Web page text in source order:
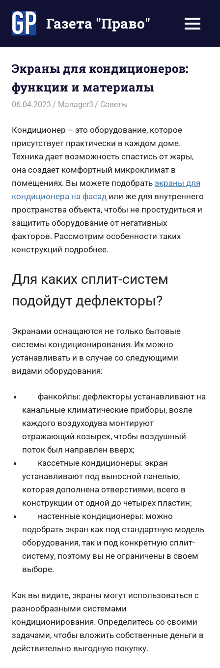
содержимомуГазета "Право"
экономят
Ваше
время
МЕНЮ
Экраны для кондиционеров:
функции и материалы
06.04.2023 Manager3 Советы
Кондиционер – это оборудование, которое
присутствует практически в каждом доме.
Техника дает возможность спастись от жары,
она создает комфортный микроклимат в
помещениях. Вы можете подобрать экраны для
кондиционера на фасад или же для внутреннего
пространства объекта, чтобы не простудиться и
защитить оборудование от негативных
факторов. Рассмотрим особенности таких
конструкций подробнее.
Для каких сплит-систем
подойдут дефлекторы?
Экранами оснащаются не только бытовые
системы кондиционирования. Их можно
устанавливать и в случае со следующими
видами оборудования:
фанкойлы: дефлекторы устанавливают на
канальные климатические приборы, возле
каждого воздуходува монтируют
отражающий козырек, чтобы воздушный
поток был направлен вверх;
кассетные кондиционеры: экран
устанавливают под выносной панелью,
которая дополнена отверстиями, всего в
конструкции от одной до четырех пластин;
настенные кондиционеры: можно
подобрать экран как под стандартную модель
оборудования, так и под конкретную сплит-
систему, поэтому вы не ограничены в своем
выборе.
Как вы видите, экраны могут использоваться с
разнообразными системами
кондиционирования. Определитесь со своими
задачами, чтобы вложить собственные деньги в
действительно выгодную покупку.